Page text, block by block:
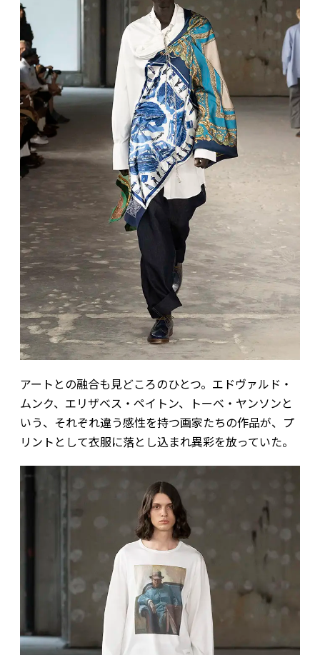
アートとの融合も見どころのひとつ。エドヴァルド・
ムンク、エリザベス・ペイトン、トーベ・ヤンソンと
いう、それぞれ違う感性を持つ画家たちの作品が、プ
リントとして衣服に落とし込まれ異彩を放っていた。